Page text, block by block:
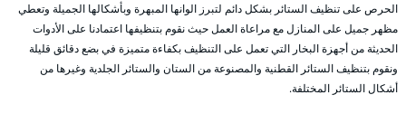
الحرص على تنظيف الستائر بشكل دائم لتبرز الوانها المبهرة وبأشكالها الجميلة وتعطي
مظهر جميل على المنازل مع مراعاة العمل حيث نقوم بتنظيفها اعتمادنا على الأدوات
الحديثة من أجهزة البخار التي تعمل على التنظيف بكفاءة متميزة في بضع دقائق قليلة
ونقوم بتنظيف الستائر القطنية والمصنوعة من الستان والستائر الجلدية وغيرها من
أشكال الستائر المختلفة.